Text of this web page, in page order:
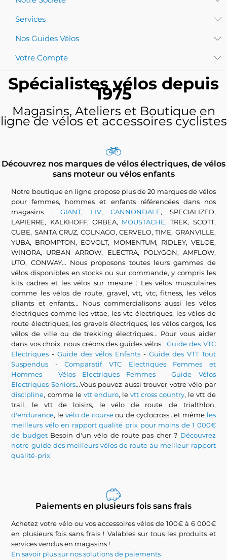
Services
Nos Guides Vélos
Votre Compte
Spécialistes vélos depuis
1975
Magasins, Ateliers et Boutique en
ligne de vélos et accessoires cyclistes
Découvrez nos marques de vélos électriques, de vélos
sans moteur ou vélos enfants
Notre boutique en ligne propose plus de 20 marques de vélos
pour femmes, hommes et enfants référencées dans nos
magasins :GIANT, LIV, CANNONDALE, SPECIALIZED,
LAPIERRE, KALKHOFF, ORBEA, MOUSTACHE, TREK, SCOTT,
CUBE, SANTA CRUZ, COLNAGO, CERVELO, TIME, GRANVILLE,
YUBA, BROMPTON, EOVOLT, MOMENTUM, RIDLEY, VELOE,
WINORA, URBAN ARROW, ELECTRA, POLYGON, AMFLOW,
UTO, CONWAY... Nous proposons toutes leurs gammes de
vélos disponibles en stocks ou sur commande, y compris les
kits cadres et les vélos sur mesure : Les vélos musculaires
comme les vélos de route, gravel, vtt, vtc, fitness, les vélos
pliants et enfants... Nous commercialisons aussi les vélos
électriques comme les vttae, les vtc électriques, les vélos de
route électriques, les gravels électriques, les vélos cargos, les
vélos de ville ou de trekking électriques... Pour vous aider
dans vos choix, nous créons des guides vélos :Guide des VTC
Electriques -Guide des vélos Enfants - Guide des VTT Tout
Suspendus -Comparatif VTC Electriques Femmes et
Hommes - Vélos Electriques Femmes -Guide Vélos
Electriques Seniors...Vous pouvez aussi trouver votre vélo par
discipline, comme le vtt enduro, levtt cross country, le vtt de
trail, le vtt de loisirs, le vélo de route de trialthlon,
d'endurance, levélo de courseou de cyclocross...et même les
meilleurs vélo en rapport qualité prix pour moins de 1 000€
de budgetBesoin d'un vélo de route pas cher ? Découvrez
notre guide des meilleurs vélos de route au meilleur rapport
qualité-prix
Paiements en plusieurs fois sans frais
Achetez votre vélo ou vos accessoires vélos de 100€ à 6 000€
en plusieurs fois sans frais ! Valables sur tous les produits et
services vendus en magasins !
En savoir plus sur nos solutions de paiements